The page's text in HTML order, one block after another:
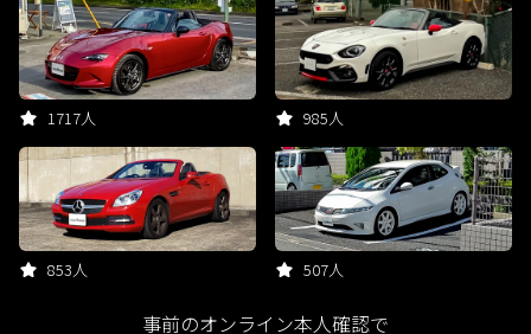
1717人 985人
853人 507人
事前のオンライン本人確認で